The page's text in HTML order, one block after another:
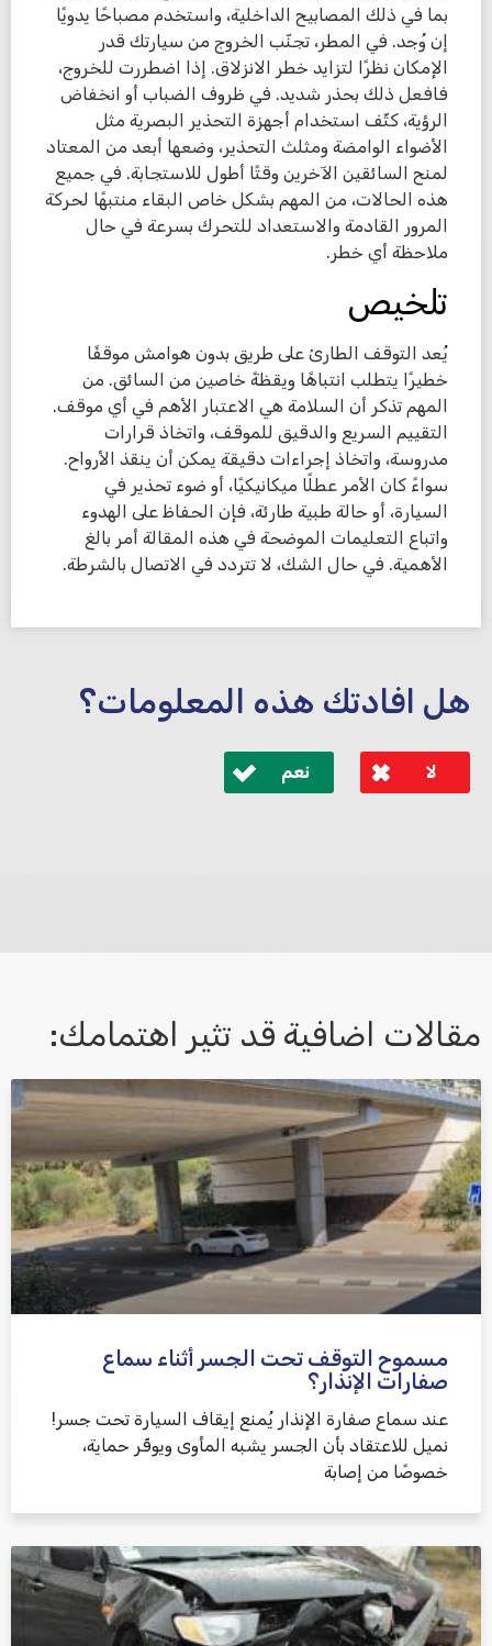
بما في ذلك المصابيح الداخلية، واستخدم مصباحًا يدويًا
إن وُجد. في المطر، تجنّب الخروج من سيارتك قدر
الإمكان نظرًا لتزايد خطر الانزلاق. إذا اضطررت للخروج،
فافعل ذلك بحذر شديد. في ظروف الضباب أو انخفاض
الرؤية، كثّف استخدام أجهزة التحذير البصرية مثل
الأضواء الوامضة ومثلث التحذير، وضعها أبعد من المعتاد
لمنح السائقين الآخرين وقتًا أطول للاستجابة. في جميع
هذه الحالات، من المهم بشكل خاص البقاء منتبهًا لحركة
المرور القادمة والاستعداد للتحرك بسرعة في حال
ملاحظة أي خطر.
تلخيص
يُعد التوقف الطارئ على طريق بدون هوامش موقفًا
خطيرًا يتطلب انتباهًا ويقظةً خاصين من السائق. من
المهم تذكر أن السلامة هي الاعتبار الأهم في أي موقف.
التقييم السريع والدقيق للموقف، واتخاذ قرارات
مدروسة، واتخاذ إجراءات دقيقة يمكن أن ينقذ الأرواح.
سواءً كان الأمر عطلًا ميكانيكيًا، أو ضوء تحذير في
السيارة، أو حالة طبية طارئة، فإن الحفاظ على الهدوء
واتباع التعليمات الموضحة في هذه المقالة أمر بالغ
الأهمية. في حال الشك، لا تتردد في الاتصال بالشرطة.
هل افادتك هذه المعلومات؟
لا نعم
אני מאשר/ת קבלת דיוור במייל ושימוש בפרטים בהתאם
למדיניות הפרטיות
שלח משוב
مقالات اضافية قد تثير اهتمامك:
مسموح التوقف تحت الجسر أثناء سماع
صفارات الإنذار؟
عند سماع صفارة الإنذار يُمنع إيقاف السيارة تحت جسر!
نميل للاعتقاد بأن الجسر يشبه المأوى ويوفّر حماية،
خصوصًا من إصابة